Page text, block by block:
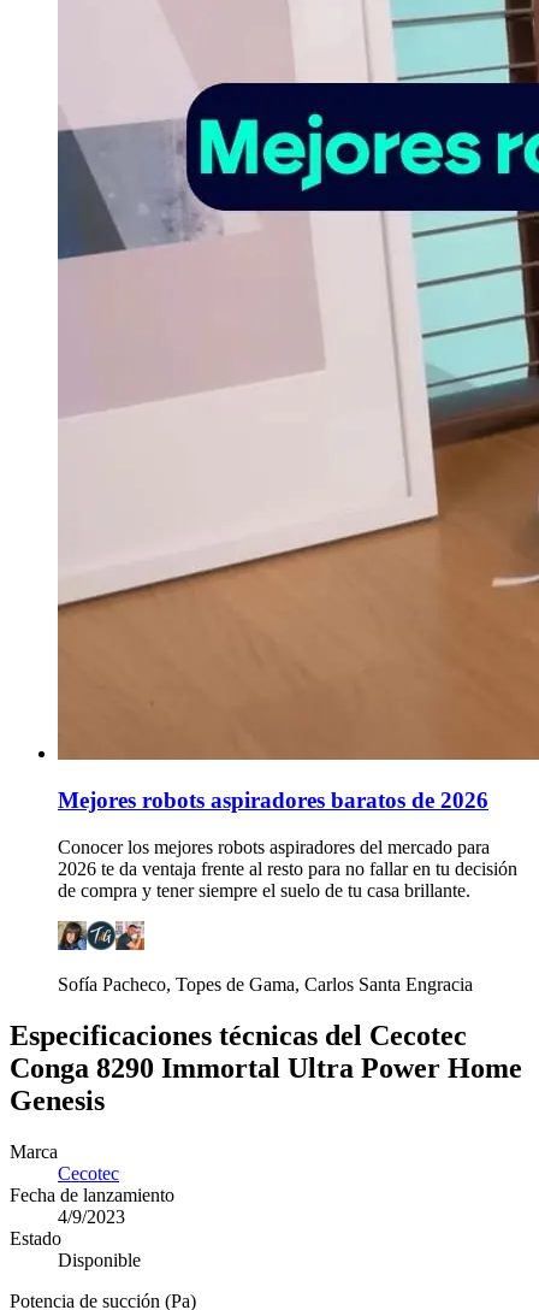
Mejores robots aspiradores baratos de 2026
Conocer los mejores robots aspiradores del mercado para
2026 te da ventaja frente al resto para no fallar en tu decisión
de compra y tener siempre el suelo de tu casa brillante.
Sofía Pacheco, Topes de Gama, Carlos Santa Engracia
Especificaciones técnicas del Cecotec
Conga 8290 Immortal Ultra Power Home
Genesis
Marca
Cecotec
Fecha de lanzamiento
4/9/2023
Estado
Disponible
Potencia de succión (Pa)